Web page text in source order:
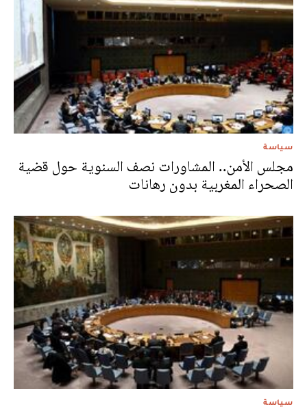
سياسة
مجلس الأمن.. المشاورات نصف السنوية حول قضية
الصحراء المغربية بدون رهانات
سياسة